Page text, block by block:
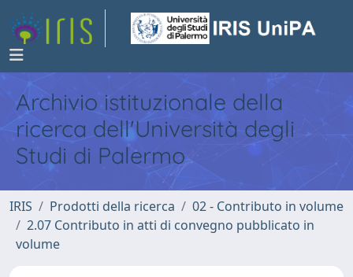
Archivio istituzionale della
ricerca dell'Università degli
Studi di Palermo
IRIS Prodotti della ricerca
02 - Contributo in volume
2.07 Contributo in atti di convegno pubblicato in
volume